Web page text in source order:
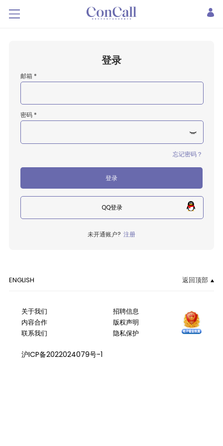
登录
邮箱 *
密码 *
忘记密码？
登录
QQ登录
未开通账户? 注册
ENGLISH 返回顶部
关于我们
内容合作
联系我们
招聘信息
版权声明
隐私保护
沪ICP备2022024079号-1